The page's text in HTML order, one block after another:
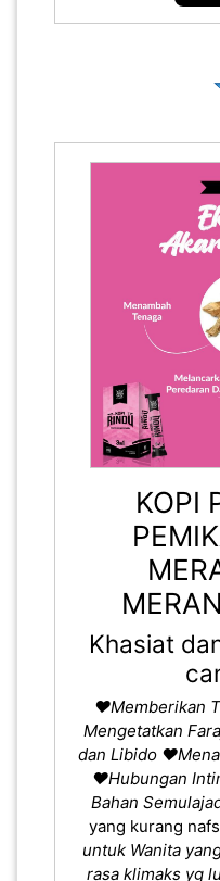
KOPI
Khasiat
❤️Memberikan
Mengetatkan
dan Libido
❤️Hubungan
Bahan
yang kurang
untuk Wanita
rasa klimaks yg